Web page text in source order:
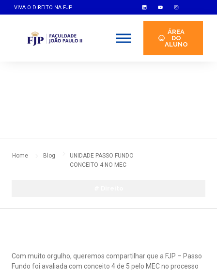
VIVA O DIREITO NA FJP
ÁREA
DO
ALUNO
Home Blog
UNIDADE PASSO FUNDO
CONCEITO 4 NO MEC
Com muito orgulho, queremos compartilhar que a FJP – Passo
Fundo foi avaliada com conceito 4 de 5 pelo MEC no processo